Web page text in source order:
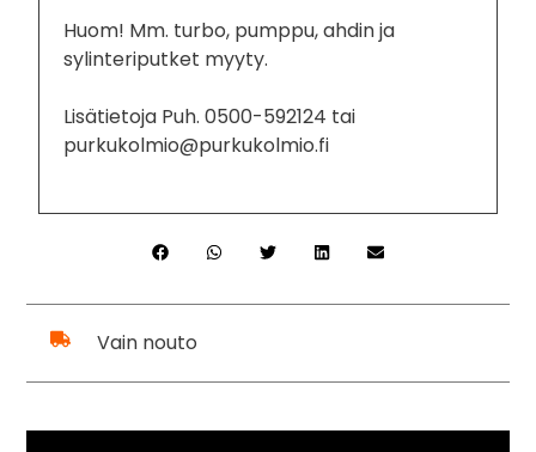
Huom! Mm. turbo, pumppu, ahdin ja
sylinteriputket myyty.
Lisätietoja Puh. 0500-592124 tai
purkukolmio@purkukolmio.fi
Vain nouto